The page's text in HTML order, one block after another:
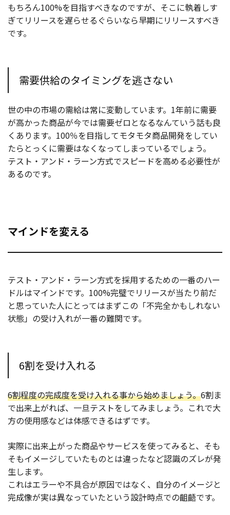
もちろん100%を目指すべきなのですが、そこに執着しす
ぎてリリースを遅らせるぐらいなら早期にリリースすべき
です。
需要供給のタイミングを逃さない
世の中の市場の需給は常に変動しています。1年前に需要
が高かった商品が今では需要ゼロとなるなんていう話も良
くあります。100％を目指してモタモタ商品開発をしてい
たらとっくに需要はなくなってしまっているでしょう。
テスト・アンド・ラーン方式でスピードを高める必要性が
あるのです。
マインドを変える
テスト・アンド・ラーン方式を採用するための一番のハー
ドルはマインドです。100%完璧でリリースが当たり前だ
と思っていた人にとってはまずこの「不完全かもしれない
状態」の受け入れが一番の難関です。
6割を受け入れる
6割程度の完成度を受け入れる事から始めましょう。6割ま
で出来上がれば、一旦テストをしてみましょう。これで大
方の使用感などは体感できるはずです。
実際に出来上がった商品やサービスを使ってみると、そも
そもイメージしていたものとは違ったなど認識のズレが発
生します。
これはエラーや不具合が原因ではなく、自分のイメージと
完成像が実は異なっていたという設計時点での齟齬です。